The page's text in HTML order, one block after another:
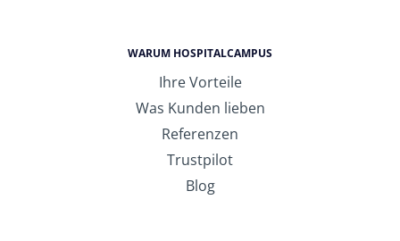
WARUM HOSPITALCAMPUS
Ihre Vorteile
Was Kunden lieben
Referenzen
Trustpilot
Blog